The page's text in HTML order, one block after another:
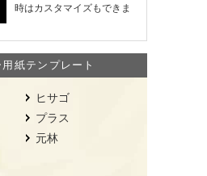
時はカスタマイズもできま
用紙テンプレート
ヒサゴ
プラス
元林